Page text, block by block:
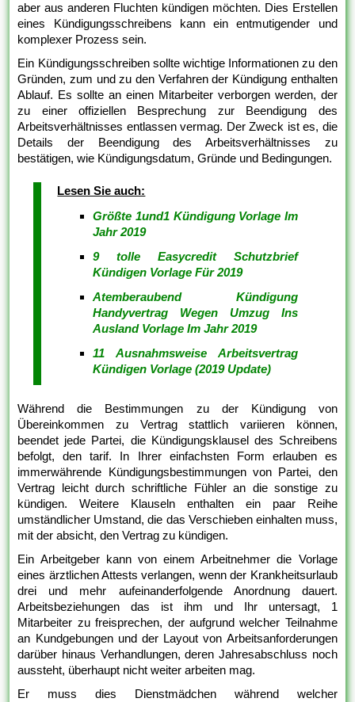
aber aus anderen Fluchten kündigen möchten. Dies Erstellen
eines Kündigungsschreibens kann ein entmutigender und
komplexer Prozess sein.
Ein Kündigungsschreiben sollte wichtige Informationen zu den
Gründen, zum und zu den Verfahren der Kündigung enthalten
Ablauf. Es sollte an einen Mitarbeiter verborgen werden, der
zu einer offiziellen Besprechung zur Beendigung des
Arbeitsverhältnisses entlassen vermag. Der Zweck ist es, die
Details der Beendigung des Arbeitsverhältnisses zu
bestätigen, wie Kündigungsdatum, Gründe und Bedingungen.
Lesen Sie auch:
Größte 1und1 Kündigung Vorlage Im
Jahr 2019
9 tolle Easycredit Schutzbrief
Kündigen Vorlage Für 2019
Atemberaubend Kündigung
Handyvertrag Wegen Umzug Ins
Ausland Vorlage Im Jahr 2019
11 Ausnahmsweise Arbeitsvertrag
Kündigen Vorlage (2019 Update)
Während die Bestimmungen zu der Kündigung von
Übereinkommen zu Vertrag stattlich variieren können,
beendet jede Partei, die Kündigungsklausel des Schreibens
befolgt, den tarif. In Ihrer einfachsten Form erlauben es
immerwährende Kündigungsbestimmungen von Partei, den
Vertrag leicht durch schriftliche Fühler an die sonstige zu
kündigen. Weitere Klauseln enthalten ein paar Reihe
umständlicher Umstand, die das Verschieben einhalten muss,
mit der absicht, den Vertrag zu kündigen.
Ein Arbeitgeber kann von einem Arbeitnehmer die Vorlage
eines ärztlichen Attests verlangen, wenn der Krankheitsurlaub
drei und mehr aufeinanderfolgende Anordnung dauert.
Arbeitsbeziehungen das ist ihm und Ihr untersagt, 1
Mitarbeiter zu freisprechen, der aufgrund welcher Teilnahme
an Kundgebungen und der Layout von Arbeitsanforderungen
darüber hinaus Verhandlungen, deren Jahresabschluss noch
aussteht, überhaupt nicht weiter arbeiten mag.
Er muss dies Dienstmädchen während welcher